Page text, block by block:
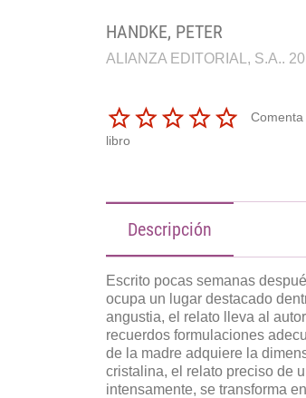
HANDKE, PETER
ALIANZA EDITORIAL, S.A..
libro
Descripción
Escrito pocas semanas
ocupa un lugar destacado
angustia, el relato lleva al
recuerdos formulaciones
de la madre adquiere la
cristalina, el relato preciso de
intensamente, se transforma